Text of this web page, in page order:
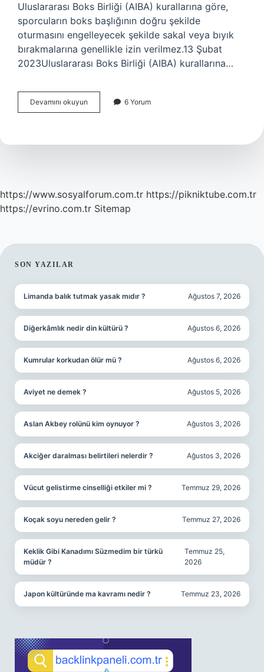
Uluslararası Boks Birliği (AIBA) kurallarına göre,
sporcuların boks başlığının doğru şekilde
oturmasını engelleyecek şekilde sakal veya bıyık
bırakmalarına genellikle izin verilmez.13 Şubat
2023Uluslararası Boks Birliği (AIBA) kurallarına…
Devamını okuyun
Neler
6 Yorum
https://www.sosyalforum.com.tr https://pikniktube.com.tr
https://evrino.com.tr Sitemap
SIDEBAR
SON YAZILAR
Limanda balık tutmak yasak mıdır ? Ağustos 7, 2026
Diğerkâmlık nedir din kültürü ? Ağustos 6, 2026
Kumrular korkudan ölür mü ? Ağustos 6, 2026
Aviyet ne demek ? Ağustos 5, 2026
Aslan Akbey rolünü kim oynuyor ? Ağustos 3, 2026
Akciğer daralması belirtileri nelerdir ? Ağustos 3, 2026
Vücut gelistirme cinselliği etkiler mi ? Temmuz 29, 2026
Koçak soyu nereden gelir ? Temmuz 27, 2026
Keklik Gibi Kanadımı Süzmedim bir türkü
müdür ?
Temmuz 25,
2026
Japon kültüründe ma kavramı nedir ? Temmuz 23, 2026